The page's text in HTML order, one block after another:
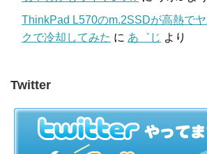
ThinkPad L570のm.2SSDが高熱で
クで冷却してみた に あ゛じ より
Twitter